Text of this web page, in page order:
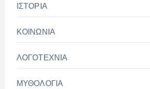
ΙΣΤΟΡΙΑ
ΚΟΙΝΩΝΙΑ
ΛΟΓΟΤΕΧΝΙΑ
ΜΥΘΟΛΟΓΙΑ